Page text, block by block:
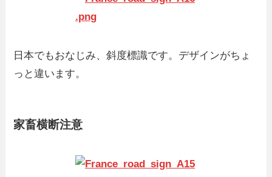
日本でもおなじみ、斜度標識です。デザインがちょ
っと違います。
家畜横断注意